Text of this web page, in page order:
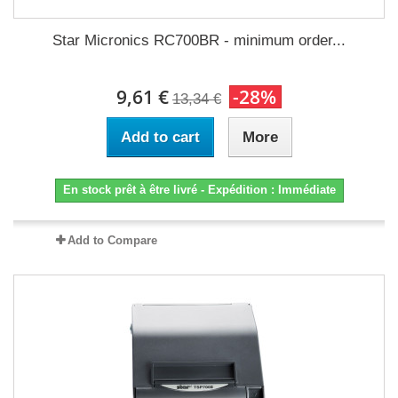
Star Micronics RC700BR - minimum order...
9,61 € 13,34 € -28%
Add to cart More
En stock prêt à être livré - Expédition : Immédiate
Add to Compare